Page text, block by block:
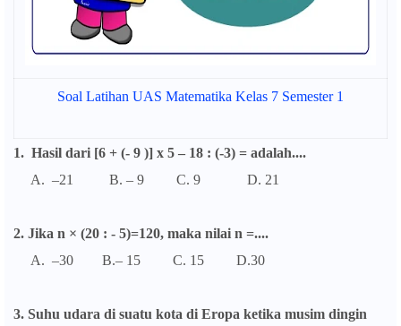
Soal Latihan UAS Matematika Kelas 7 Semester 1
1. Hasil dari [6 + (- 9 )] x 5 – 18 : (-3) = adalah....
A. –21 B. – 9 C. 9 D. 21
2. Jika n × (20 : - 5)=120, maka nilai n =....
A. –30 B.– 15 C. 15 D.30
3. Suhu udara di suatu kota di Eropa ketika musim dingin